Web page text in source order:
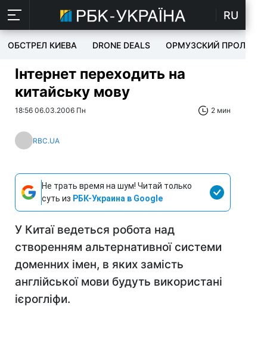
RU
ОБСТРЕЛ КИЕВА DRONE DEALS ОРМУЗСКИЙ ПРОЛИВ
Інтернет переходить на
китайську мову
18:56 06.03.2006 Пн 2 мин
RBC.UA
Не трать время на шум! Читай только
суть из РБК-Украина в Google
У Китаї ведеться робота над
створенням альтернативної системи
доменних імен, в яких замість
англійської мови будуть використані
ієрогліфи.